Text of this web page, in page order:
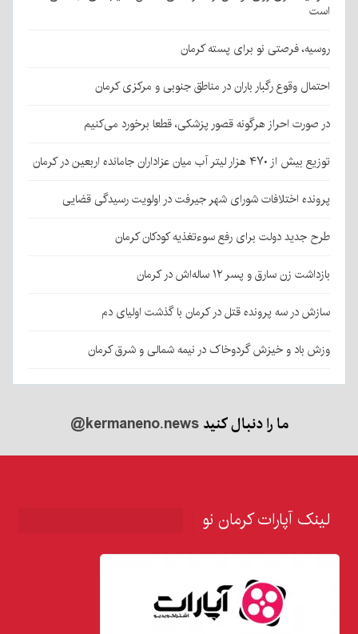
است
روسیه، فرصتی نو برای پسته کرمان
احتمال وقوع رگبار باران در مناطق جنوبی و مرکزی کرمان
در صورت احراز هرگونه قصور پزشکی، قطعا برخورد می‌کنیم
توزیع بیش از ۴۷۰ هزار لیتر آب میان عزاداران جامانده اربعین در کرمان
پرونده اختلافات شورای شهر جیرفت در اولویت رسیدگی قضایی
طرح جدید دولت برای رفع سوءتغذیه کودکان کرمان
بازداشت زن سارق و پسر ۱۲ ساله‌اش در کرمان
سازش در سه پرونده قتل در کرمان با گذشت اولیای دم
وزش باد و خیزش گردوخاک در نیمه شمالی و شرق کرمان
ما را دنبال کنید@kermaneno.news
لینک آپارات کرمان نو